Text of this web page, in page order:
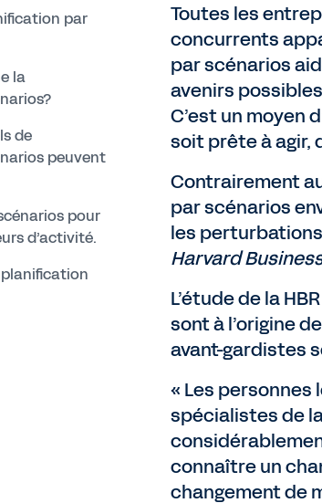
par
la
de
peuvent
pour
d’activité.
Toutes les
concurrents
par scénarios
avenirs
C’est un moyen
soit prête à agir,
Contrairement
par scénarios
les
Harvard
L’étude de la
sont à l’origine
avant-gardistes
« Les personnes
spécialistes de
connaître un
changement de